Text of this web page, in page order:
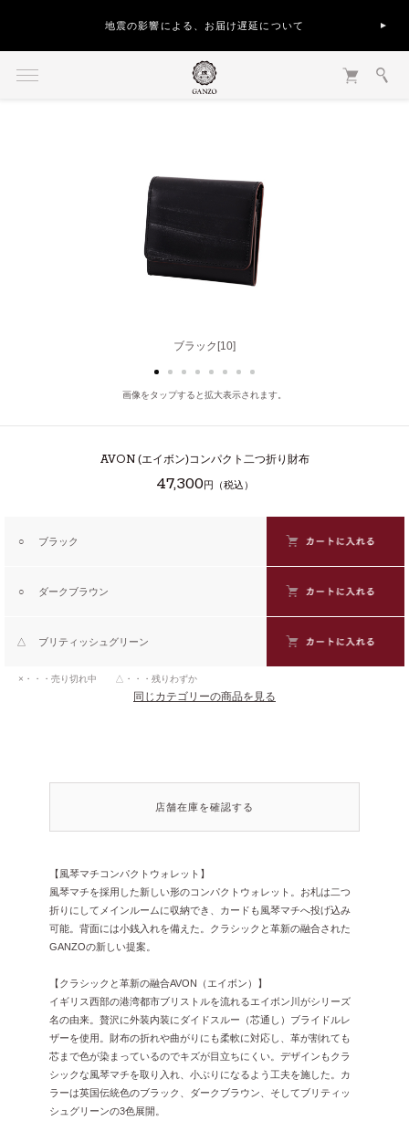
地震の影響による、お届け遅延について
ブラック[10]
ダークブラウン[56]
画像をタップすると拡大表示されます。
AVON(エイボン)コンパクト二つ折り財布
47,300円（税込）
○ ブラック
○ ダークブラウン
△ ブリティッシュグリーン
×・・・売り切れ中 △・・・残りわずか
同じカテゴリーの商品を見る
店舗在庫を確認する
【風琴マチコンパクトウォレット】
風琴マチを採用した新しい形のコンパクトウォレット。お札は二つ
折りにしてメインルームに収納でき、カードも風琴マチへ投げ込み
可能。背面には小銭入れを備えた。クラシックと革新の融合された
GANZOの新しい提案。
【クラシックと革新の融合AVON（エイボン）】
イギリス西部の港湾都市ブリストルを流れるエイボン川がシリーズ
名の由来。贅沢に外装内装にダイドスルー（芯通し）ブライドルレ
ザーを使用。財布の折れや曲がりにも柔軟に対応し、革が割れても
芯まで色が染まっているのでキズが目立ちにくい。デザインもクラ
シックな風琴マチを取り入れ、小ぶりになるよう工夫を施した。カ
ラーは英国伝統色のブラック、ダークブラウン、そしてブリティッ
シュグリーンの3色展開。